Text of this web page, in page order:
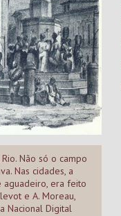
Não só o campo
Nas cidades, a
aguadeiro, era feito
e A. Moreau,
Nacional Digital